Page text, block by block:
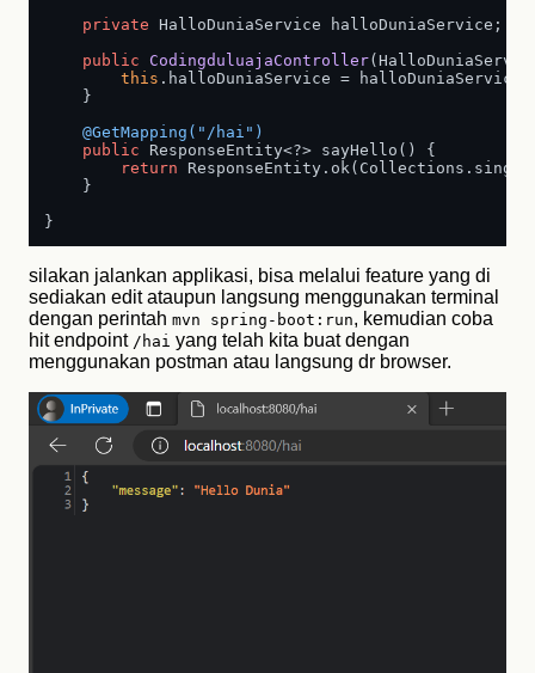
private HalloDuniaService halloDuniaService;
public
CodingduluajaController
this .halloDuniaService = halloDuniaService;
    }
@GetMapping("/hai")
public ResponseEntity<?> sayHello() {
return
    }
silakan jalankan applikasi, bisa melalui feature yang di
sediakan edit ataupun langsung menggunakan terminal
dengan perintah mvn spring-boot:run, kemudian coba
hit endpoint /hai yang telah kita buat dengan
menggunakan postman atau langsung dr browser.